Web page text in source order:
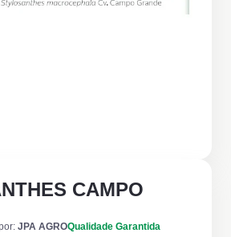
CAMPO
JPA AGROQualidade Garantida